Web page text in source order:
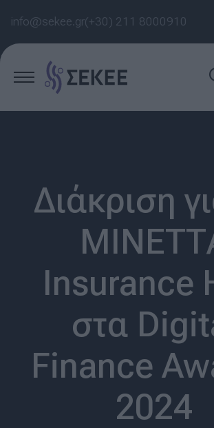
info@sekee.gr(+30) 211 8000910
Διάκριση
Insurance
στα
Finance
2024